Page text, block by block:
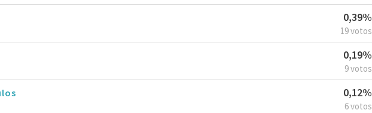
0,39%
19 votos
0,19%
9 votos
0,12%
6 votos